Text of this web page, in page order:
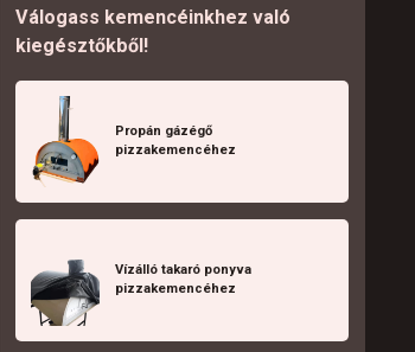
Válogass kemencéinkhez való
kiegésztőkből!
Propán gázégő
pizzakemencéhez
Vízálló takaró ponyva
pizzakemencéhez